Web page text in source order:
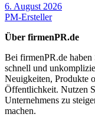
6. August 2026
PM-Ersteller
Über firmenPR.de
Bei firmenPR.de
schnell und
Neuigkeiten, Produkte
Öffentlichkeit. Nutzen
Unternehmens zu
machen.